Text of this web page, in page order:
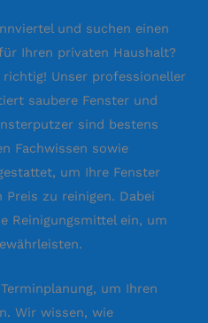
und suchen einen
Ihren privaten Haushalt?
Unser professioneller
saubere Fenster und
sind bestens
Fachwissen sowie
um Ihre Fenster
zu reinigen. Dabei
Reinigungsmittel ein, um
um Ihren
Wir wissen, wie